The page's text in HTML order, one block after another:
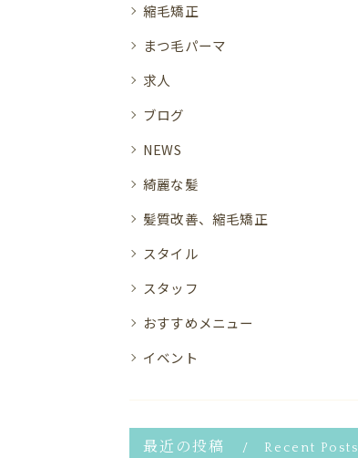
縮毛矯正
まつ毛パーマ
求人
ブログ
NEWS
綺麗な髪
髪質改善、縮毛矯正
スタイル
スタッフ
おすすめメニュー
イベント
最近の投稿 Recent Posts